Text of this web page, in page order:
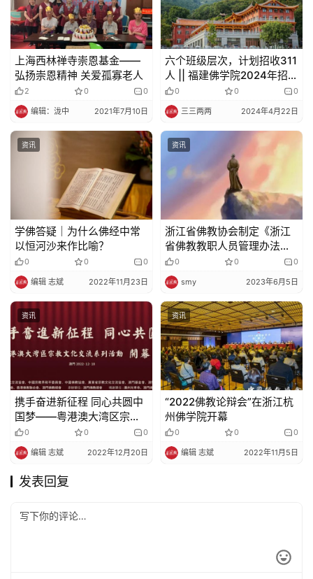
纪
录
佛
教
艺
术
政
免
责
声
上海西林禅寺崇恩基金——
弘扬崇恩精神 关爱孤寡老人
2 0 0
编辑：泷中 2021年7月10日
六个班级层次，计划招收311
人 || 福建佛学院2024年招生
简章
0 0 0
三三两两 2024年4月22日
资讯
学佛答疑｜为什么佛经中常
以恒河沙来作比喻？
0 0 0
编辑 志斌 2022年11月23日
资讯
浙江省佛教协会制定《浙江
省佛教教职人员管理办法
（试行）》
0 0 0
smy 2023年6月5日
资讯
携手奋进新征程 同心共圆中
国梦——粤港澳大湾区宗教
文化交流系列活动在澳门开
幕
0 0 0
编辑 志斌 2022年12月20日
资讯
“2022佛教论辩会”在浙江杭
州佛学院开幕
0 0 0
编辑 志斌 2022年11月5日
发表回复